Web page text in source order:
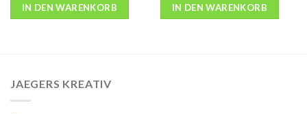
IN DEN WARENKORB IN DEN WARENKORB
JAEGERS KREATIV